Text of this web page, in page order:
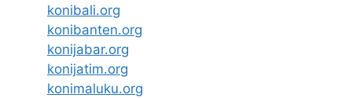
konibali.org
konibanten.org
konijabar.org
konijatim.org
konimaluku.org